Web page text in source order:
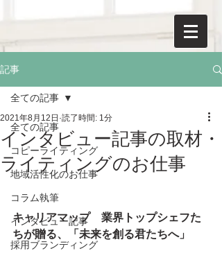
記事
全ての記事
コピーライティング
地域活性化のお仕事
コラム執筆
インタビュー記事
採用ブランディング
全ての記事
インタビュー記事の取材・
ライティングのお仕事
2021年8月12日 読了時間: 1分
キャリアマップ　業界トップシェフた
ちが贈る、「未来を創る君たちへ」